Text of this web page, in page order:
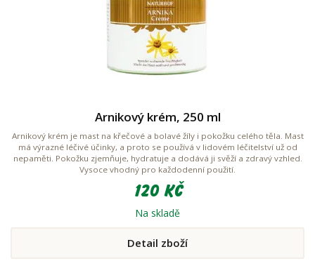
Arnikový krém, 250 ml
Arnikový krém je mast na křečové a bolavé žíly i pokožku celého těla. Mast
má výrazné léčivé účinky, a proto se používá v lidovém léčitelství už od
nepaměti. Pokožku zjemňuje, hydratuje a dodává ji svěží a zdravý vzhled.
Vysoce vhodný pro každodenní použití.
120 Kč
Na skladě
Detail zboží